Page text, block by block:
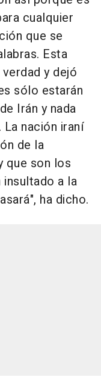
cualquier
que se
Esta
y dejó
sólo estarán
Irán y nada
nación iraní
de la
que son los
a la
ha dicho.